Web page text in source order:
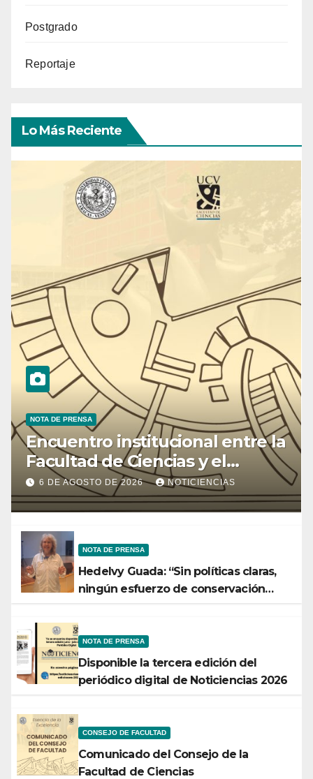
Postgrado
Reportaje
Lo Más Reciente
NOTA DE PRENSA
Encuentro institucional entre la
Facultad de Ciencias y el
Ministerio de Ciencia y
Tecnología
6 DE AGOSTO DE 2026 NOTICIENCIAS
NOTA DE PRENSA
Hedelvy Guada: “Sin políticas claras,
ningún esfuerzo de conservación
NOTA DE PRENSA
Disponible la tercera edición del
periódico digital de Noticiencias 2026
CONSEJO DE FACULTAD
Comunicado del Consejo de la
Facultad de Ciencias